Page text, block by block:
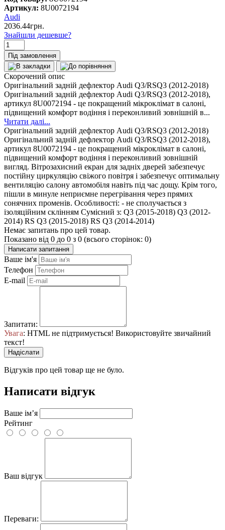
Артикул: 8U0072194
Audi
2036.44грн.
Знайшли дешевше?
Під замовлення
Скорочений опис
Оригінальний задній дефлектор Audi Q3/RSQ3 (2012-2018)
Оригінальний задній дефлектор Audi Q3/RSQ3 (2012-2018),
артикул 8U0072194 - це покращений мікроклімат в салоні,
підвищений комфорт водіння і переконливий зовнішній в...
Читати далі...
Оригінальний задній дефлектор Audi Q3/RSQ3 (2012-2018)
Оригінальний задній дефлектор Audi Q3/RSQ3 (2012-2018),
артикул 8U0072194 - це покращений мікроклімат в салоні,
підвищений комфорт водіння і переконливий зовнішній
вигляд. Вітрозахисний екран для задніх дверей забезпечує
постійну циркуляцію свіжого повітря і забезпечує оптимальну
вентиляцію салону автомобіля навіть під час дощу. Крім того,
пішли в минуле неприємне перегрівання через прямих
сонячних променів. Особливості: - не сполучається з
ізоляційним склінням Сумісний з: Q3 (2015-2018) Q3 (2012-
2014) RS Q3 (2015-2018) RS Q3 (2014-2014)
Немає запитань про цей товар.
Показано від 0 до 0 з 0 (всього сторінок: 0)
Написати запитання
Ваше ім'я
Телефон
E-mail
Запитати:
Увага: HTML не підтримується! Використовуйте звичайний
текст!
Надіслати
Відгуків про цей товар ще не було.
Написати відгук
Ваше ім’я
Рейтинг
Ваш відгук
Переваги: